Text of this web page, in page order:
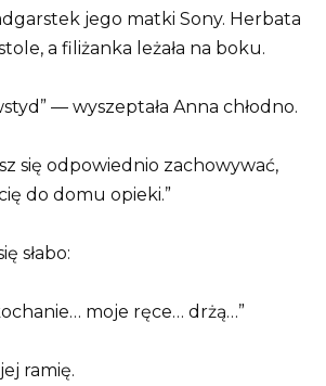
jego matki Sony. Herbata
a filiżanka leżała na boku.
— wyszeptała Anna chłodno.
się odpowiednio zachowywać,
do domu opieki.”
słabo:
moje ręce… drżą…”
ramię.